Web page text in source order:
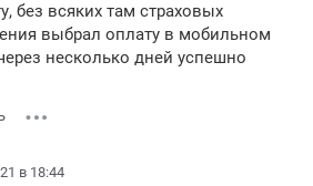
без всяких там страховых
выбрал оплату в мобильном
несколько дней успешно
в 18:44